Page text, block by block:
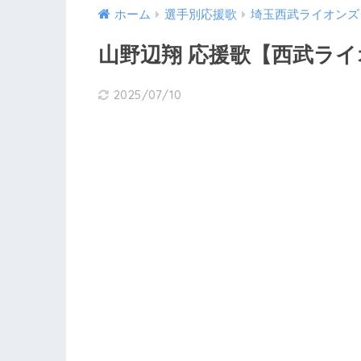
ホーム 選手別応援歌 埼玉西武ライオンズ
山野辺翔 応援歌【西武ライ
2025/07/10